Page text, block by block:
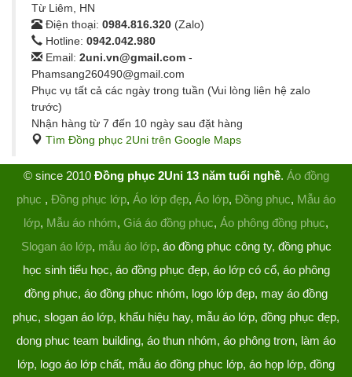
Từ Liêm, HN
Điện thoại: 0984.816.320 (Zalo)
Hotline: 0942.042.980
Email: 2uni.vn@gmail.com -
Phamsang260490@gmail.com
Phục vụ tất cả các ngày trong tuần (Vui lòng liên hệ zalo
trước)
Nhận hàng từ 7 đến 10 ngày sau đặt hàng
Tìm Đồng phục 2Uni trên Google Maps
© since 2010 Đồng phục 2Uni 13 năm tuổi nghề. Áo đồng
phục , Đồng phục lớp, Áo lớp đẹp, Áo lớp, Đồng phục, Mẫu áo
lớp, Mẫu áo nhóm, Giá áo đồng phục, Áo phông đồng phục,
Slogan áo lớp, mẫu áo lớp, áo đồng phục công ty, đồng phục
học sinh tiểu học, áo đồng phục đẹp, áo lớp có cổ, áo phông
đồng phục, áo đồng phục nhóm, logo lớp đẹp, may áo đồng
phục, slogan áo lớp, khẩu hiệu hay, mẫu áo lớp, đồng phục đẹp,
dong phuc team building, áo thun nhóm, áo phông trơn, làm áo
lớp, logo áo lớp chất, mẫu áo đồng phục lớp, áo họp lớp, đồng